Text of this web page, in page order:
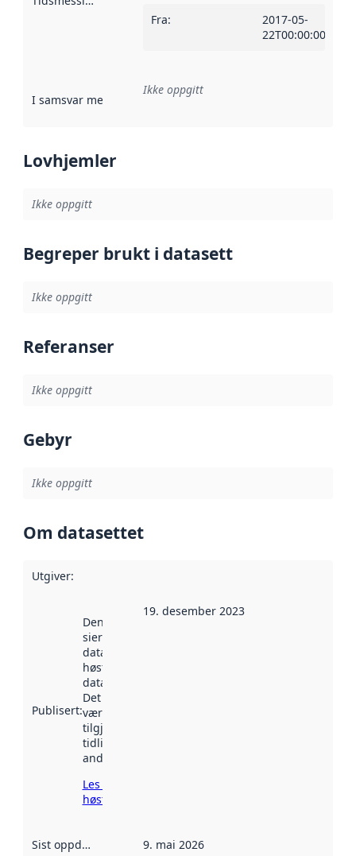
Fra:
2017-05-
22T00:00:00Z
I samsvar med Referanse til en implementasjonsregel
Ikke oppgitt
Lovhjemler
Ikke oppgitt
Begreper brukt i datasett
Ikke oppgitt
Referanser
Ikke oppgitt
Gebyr
Ikke oppgitt
Om datasettet
Utgiver:
Publisert:
Denne datoen
sier når
datasettet ble
høstet av
data.norge.no.
Det kan ha
vært
tilgjengelig
tidligere
andre steder.
Les mer om
høsting her
19. desember 2023
Sist oppdatert 9. mai 2026